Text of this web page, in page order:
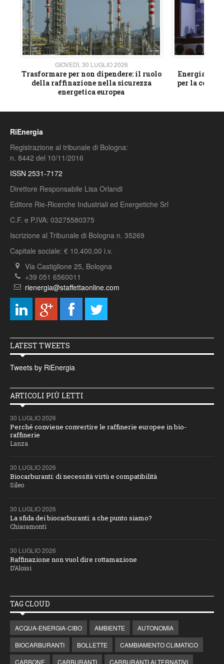
GIOVEDÌ, 30 LUGLIO 2026
Trasformare per non dipendere: il ruolo
della raffinazione nella sicurezza
energetica europea
Energia e
per la
RiEnergia
Registrazione al tribunale di Bologna:
n. 8442 del 10/11/2016
ISSN 2531-7172
Direttore Responsabile Lisa Orlandi
Editore Rie-Ricerche Industriali ed Energetiche Srl
C.F. e P.IVA: 03275580375
Iscrizione al Tribunale di Bologna n. 35269
Capitale sociale: € 10.400,00 i.v.
Via Castiglione 25, Bologna
+39 051 6560011
rienergia@staffettaonline.com
LATEST TWEETS
Tweets by RiEnergia
ARTICOLI PIÙ LETTI
30 LUGLIO 2026
Perché conviene convertire le raffinerie europee in bio-
raffinerie
Lanza
30 LUGLIO 2026
Biocarburanti: di necessità virtù e compatibilità
Sileo
30 LUGLIO 2026
La sfida dei biocarburanti: a che punto siamo?
Chiaramonti
30 LUGLIO 2026
Raffinazione non vuol dire rottamazione
D’Aloisi
TAG CLOUD
ACQUA-ENERGIA-CIBO AMBIENTE
AUTONOMIA
BIOCARBURANTI
BOLLETTE
CAMBIAMENTO CLIMATICO
CARBONE
CARBURANTI CARBURANTI ALTERNATIVI